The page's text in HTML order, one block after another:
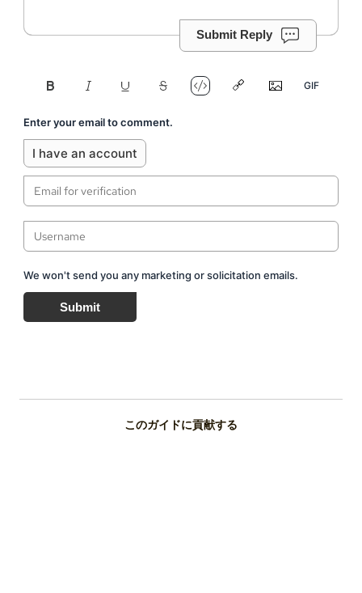
Submit Reply
Enter your email to comment.
I have an account
We won't send you any marketing or solicitation emails.
Submit
このガイドに貢献する